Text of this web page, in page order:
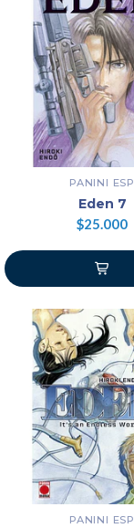
PANINI ESP
Eden 7
$25.000
PANINI ESP